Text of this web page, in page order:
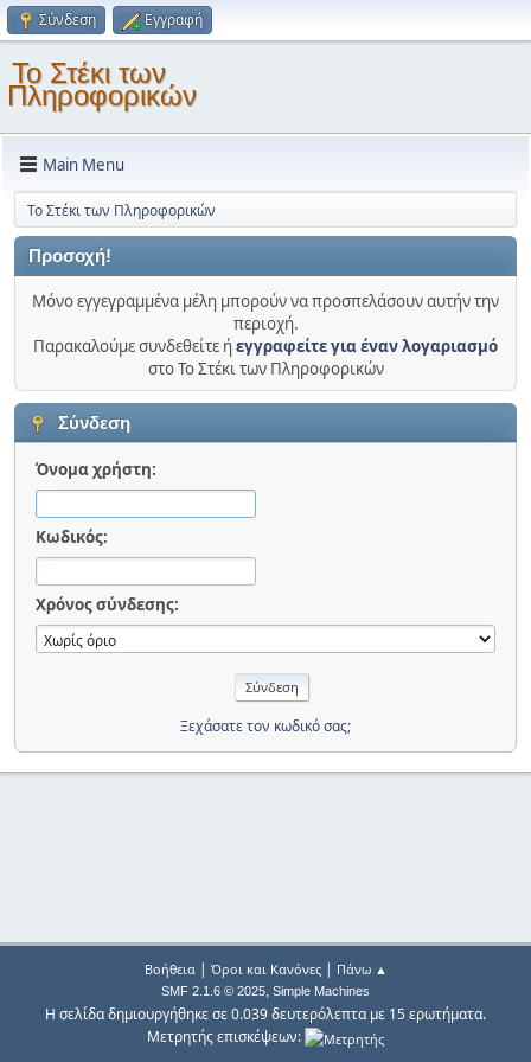
Σύνδεση Εγγραφή
Το Στέκι των
Πληροφορικών
Main Menu
Το Στέκι των Πληροφορικών
Προσοχή!
Μόνο εγγεγραμμένα μέλη μπορούν να προσπελάσουν αυτήν την
περιοχή.
Παρακαλούμε συνδεθείτε ήεγγραφείτε για έναν λογαριασμό
στο Το Στέκι των Πληροφορικών
Σύνδεση
Όνομα χρήστη:
Κωδικός:
Χρόνος σύνδεσης:
Ξεχάσατε τον κωδικό σας;
Βοήθεια| Όροι και Κανόνες| Πάνω ▲
SMF 2.1.6 © 2025, Simple Machines
Η σελίδα δημιουργήθηκε σε 0.039 δευτερόλεπτα με 15 ερωτήματα.
Μετρητής επισκέψεων: